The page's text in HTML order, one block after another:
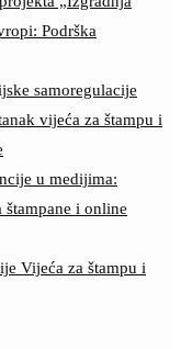
Podrška
samoregulacije
vijeća za štampu i
u medijima:
i online
Vijeća za štampu i